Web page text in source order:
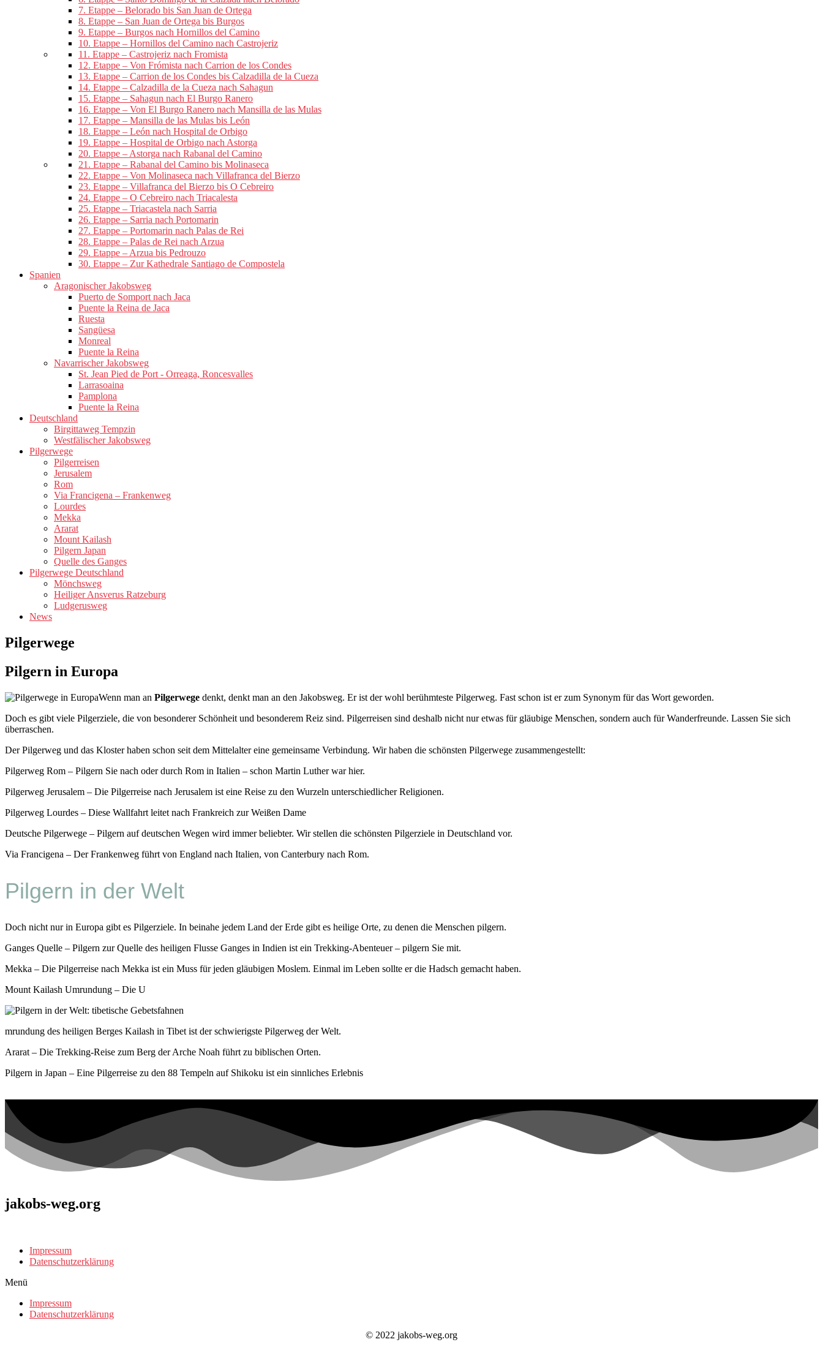
7. Etappe – Belorado bis San Juan de Ortega
8. Etappe – San Juan de Ortega bis Burgos
9. Etappe – Burgos nach Hornillos del Camino
10. Etappe – Hornillos del Camino nach Castrojeriz
11. Etappe – Castrojeriz nach Fromista
12. Etappe – Von Frómista nach Carrion de los Condes
13. Etappe – Carrion de los Condes bis Calzadilla de la Cueza
14. Etappe – Calzadilla de la Cueza nach Sahagun
15. Etappe – Sahagun nach El Burgo Ranero
16. Etappe – Von El Burgo Ranero nach Mansilla de las Mulas
17. Etappe – Mansilla de las Mulas bis León
18. Etappe – León nach Hospital de Orbigo
19. Etappe – Hospital de Orbigo nach Astorga
20. Etappe – Astorga nach Rabanal del Camino
21. Etappe – Rabanal del Camino bis Molinaseca
22. Etappe – Von Molinaseca nach Villafranca del Bierzo
23. Etappe – Villafranca del Bierzo bis O Cebreiro
24. Etappe – O Cebreiro nach Triacalesta
25. Etappe – Triacastela nach Sarria
26. Etappe – Sarria nach Portomarin
27. Etappe – Portomarin nach Palas de Rei
28. Etappe – Palas de Rei nach Arzua
29. Etappe – Arzua bis Pedrouzo
30. Etappe – Zur Kathedrale Santiago de Compostela
Spanien
Aragonischer Jakobsweg
Puerto de Somport nach Jaca
Puente la Reina de Jaca
Ruesta
Sangüesa
Monreal
Puente la Reina
Navarrischer Jakobsweg
St. Jean Pied de Port - Orreaga, Roncesvalles
Larrasoaina
Pamplona
Puente la Reina
Deutschland
Birgittaweg Tempzin
Westfälischer Jakobsweg
Pilgerwege
Pilgerreisen
Jerusalem
Rom
Via Francigena – Frankenweg
Lourdes
Mekka
Ararat
Mount Kailash
Pilgern Japan
Quelle des Ganges
Pilgerwege Deutschland
Mönchsweg
Heiliger Ansverus Ratzeburg
Ludgerusweg
News
Pilgerwege
Pilgern in Europa
Wenn man an Pilgerwege denkt, denkt man an den Jakobsweg. Er ist der wohl berühmteste Pilgerweg. Fast schon ist er zum Synonym für das Wort geworden.
Doch es gibt viele Pilgerziele, die von besonderer Schönheit und besonderem Reiz sind. Pilgerreisen sind deshalb nicht nur etwas für gläubige Menschen, sondern auch für Wanderfreunde. Lassen Sie sich
überraschen.
Der Pilgerweg und das Kloster haben schon seit dem Mittelalter eine gemeinsame Verbindung. Wir haben die schönsten Pilgerwege zusammengestellt:
Pilgerweg Rom – Pilgern Sie nach oder durch Rom in Italien – schon Martin Luther war hier.
Pilgerweg Jerusalem – Die Pilgerreise nach Jerusalem ist eine Reise zu den Wurzeln unterschiedlicher Religionen.
Pilgerweg Lourdes – Diese Wallfahrt leitet nach Frankreich zur Weißen Dame
Deutsche Pilgerwege – Pilgern auf deutschen Wegen wird immer beliebter. Wir stellen die schönsten Pilgerziele in Deutschland vor.
Via Francigena – Der Frankenweg führt von England nach Italien, von Canterbury nach Rom.
Pilgern in der Welt
Doch nicht nur in Europa gibt es Pilgerziele. In beinahe jedem Land der Erde gibt es heilige Orte, zu denen die Menschen pilgern.
Ganges Quelle – Pilgern zur Quelle des heiligen Flusse Ganges in Indien ist ein Trekking-Abenteuer – pilgern Sie mit.
Mekka – Die Pilgerreise nach Mekka ist ein Muss für jeden gläubigen Moslem. Einmal im Leben sollte er die Hadsch gemacht haben.
Mount Kailash Umrundung – Die U
mrundung des heiligen Berges Kailash in Tibet ist der schwierigste Pilgerweg der Welt.
Ararat – Die Trekking-Reise zum Berg der Arche Noah führt zu biblischen Orten.
Pilgern in Japan – Eine Pilgerreise zu den 88 Tempeln auf Shikoku ist ein sinnliches Erlebnis
jakobs-weg.org
Impressum
Datenschutzerklärung
Menü
Impressum
Datenschutzerklärung
© 2022 jakobs-weg.org